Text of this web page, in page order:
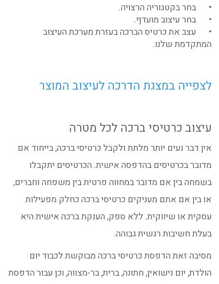
•
בחר בקטגוריה הרצויה.
•
בחר עיצוב מועדף.
•
עצב את כרטיס הברכה בעזרת מערכת העיצוב
המתקדמת שלנו.
לצפייה במצגת הדרכה לעיצוב המוצר
עיצוב כרטיסי ברכה לכל מטרה
אין דבר נעים יותר מלתת ולקבל כרטיסי ברכה, בייחוד אם
מדובר בכרטיסים בהדפסה אישית. הכרטיסים יתקבלו
בשמחה בין אם מדובר במחווה פרטית בין משפחה וחברים,
או בין אם אתם מעניקים כרטיסי ברכה כחלק מפעילות
עסקית או שיווקית. ללא ספק, הענקת ברכה אישית היא
בעלת חשיבות רגשית גבוהה.
מסיבה זאת הדפסת כרטיסי ברכה מבוקשת לכבוד יום
הולדת, יום נישואין, חתונה, ברית, בר-מצווה, וכן עבור הדפסת